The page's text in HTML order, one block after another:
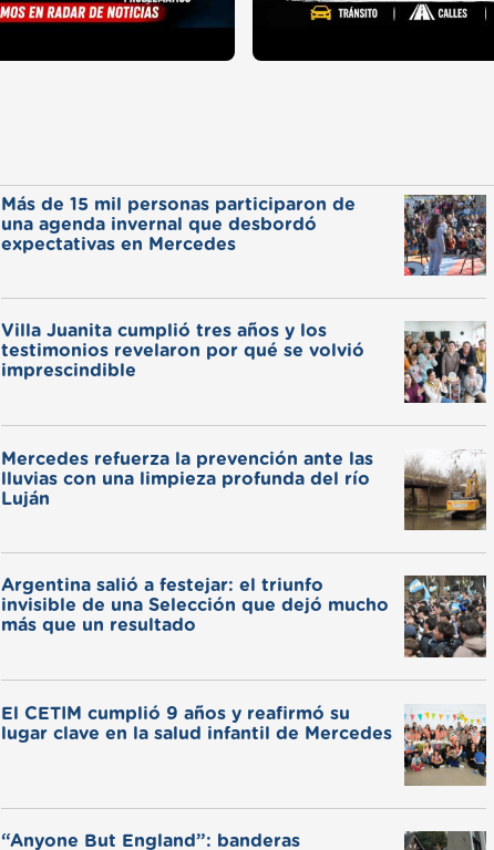
Más de 15 mil personas participaron de
una agenda invernal que desbordó
expectativas en Mercedes
Villa Juanita cumplió tres años y los
testimonios revelaron por qué se volvió
imprescindible
Mercedes refuerza la prevención ante las
lluvias con una limpieza profunda del río
Luján
Argentina salió a festejar: el triunfo
invisible de una Selección que dejó mucho
más que un resultado
El CETIM cumplió 9 años y reafirmó su
lugar clave en la salud infantil de Mercedes
“Anyone But England”: banderas